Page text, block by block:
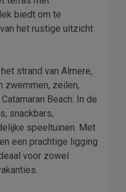
biedt om te
het rustige uitzicht
strand van Almere,
zwemmen, zeilen,
Beach. In de
snackbars,
speeltuinen. Met
een prachtige ligging
voor zowel